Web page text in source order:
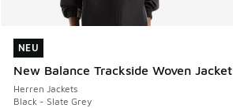
NEU
New Balance Trackside Woven Jacket
Herren Jackets
Black - Slate Grey
NEU